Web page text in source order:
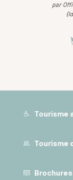
par
Tourisme
Tourisme
Brochures